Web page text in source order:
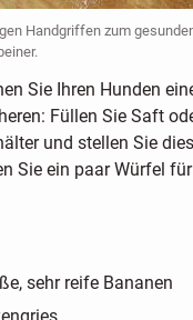
Handgriffen zum
Sie Ihren Hunden
Füllen Sie Saft
und stellen Sie
Sie ein paar Würfel
sehr reife Bananen